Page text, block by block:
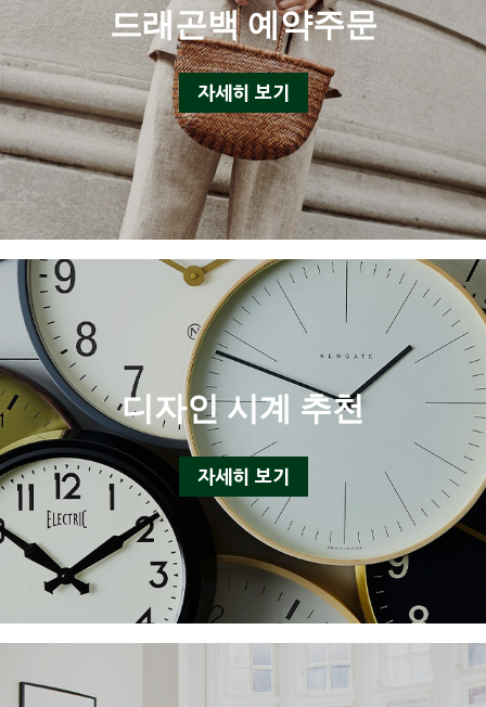
드래곤백 예약주문
자세히 보기
디자인 시계 추천
자세히 보기